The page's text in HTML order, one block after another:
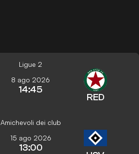
Ligue 2
8 ago 2026
14:45
RED
Amichevoli dei club
15 ago 2026
13:00